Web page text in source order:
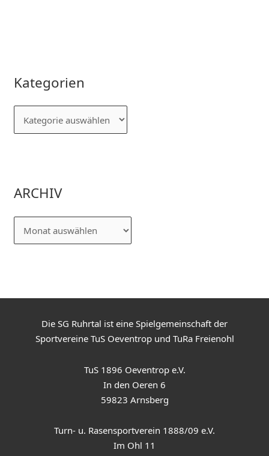
Kategorien
ARCHIV
Die SG Ruhrtal ist eine Spielgemeinschaft der
Sportvereine TuS Oeventrop und TuRa Freienohl
TuS 1896 Oeventrop e.V.
In den Oeren 6
59823 Arnsberg
Turn- u. Rasensportverein 1888/09 e.V.
Im Ohl 11